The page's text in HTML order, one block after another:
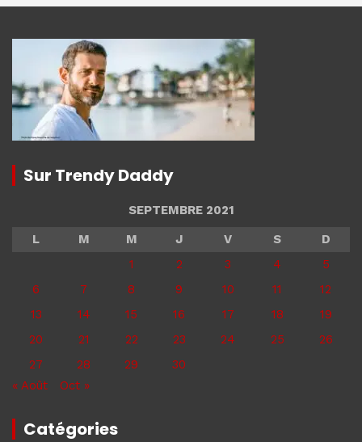
Sur Trendy Daddy
SEPTEMBRE 2021
L
M M J V S
D
1
2 3 4
5
6
7 8 9 10 11
12
13
14 15 16 17 18
19
20
21 22 23 24 25
26
27
28 29
30
« Août
Oct »
Catégories